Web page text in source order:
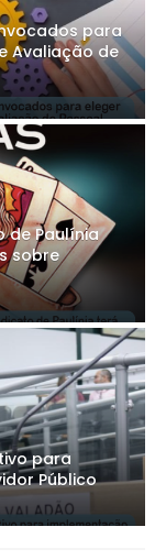
para
Avaliação de
de Paulínia
sobre
para
Público